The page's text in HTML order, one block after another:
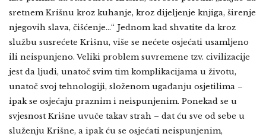
sretnem Krišnu kroz kuhanje, kroz dijeljenje knjiga, širenje
njegovih slava, čišćenje…“ Jednom kad shvatite da kroz
službu susrećete Krišnu, više se nećete osjećati usamljeno
ili neispunjeno. Veliki problem suvremene tzv. civilizacije
jest da ljudi, unatoč svim tim komplikacijama u životu,
unatoč svoj tehnologiji, složenom ugađanju osjetilima –
ipak se osjećaju praznim i neispunjenim. Ponekad se u
svjesnost Krišne uvuče takav strah – dat ću sve od sebe u
služenju Krišne, a ipak ću se osjećati neispunjenim,